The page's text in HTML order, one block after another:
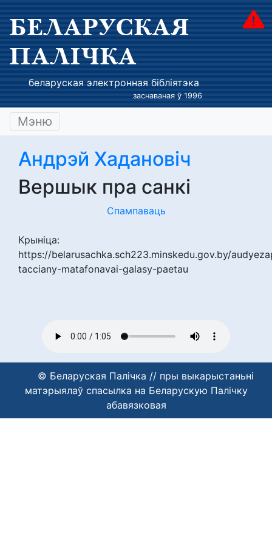
БЕЛАРУСКАЯ
ПАЛІЧКА
беларуская электронная бібліятэка
заснаваная ў 1996
Мэню
Андрэй Хадановіч
Вершык пра санкі
Спампаваць
Крыніца:
https://belarusachka.sch223.minskedu.gov.by/
tacciany-matafonavai-galasy-paetau
© Беларуская Палічка // пры выкарыстаньні
матэрыялаў спасылка на Беларускую Палічку
абавязковая